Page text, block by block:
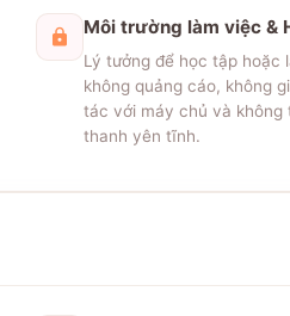
Môi trường làm việc &
Lý tưởng để học tập hoặc
không quảng cáo, không
tác với máy chủ và không
thanh yên tĩnh.